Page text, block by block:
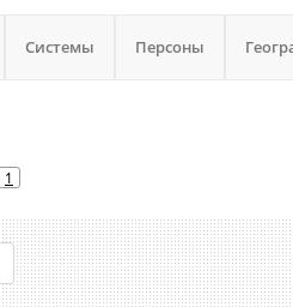
Системы Персоны
1